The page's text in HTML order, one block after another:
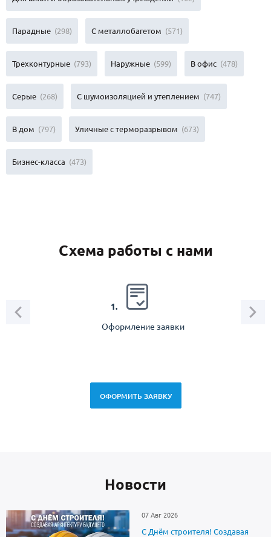
Парадные (298) С металлобагетом (571)
Трехконтурные (793) Наружные (599) В офис (478)
Серые (268) С шумоизоляцией и утеплением (747)
В дом (797) Уличные с терморазрывом (673)
Бизнес-класса (473)
Схема работы с нами
1.
Оформление заявки
ОФОРМИТЬ ЗАЯВКУ
Новоcти
07 Авг 2026
С Днём строителя! Создавая